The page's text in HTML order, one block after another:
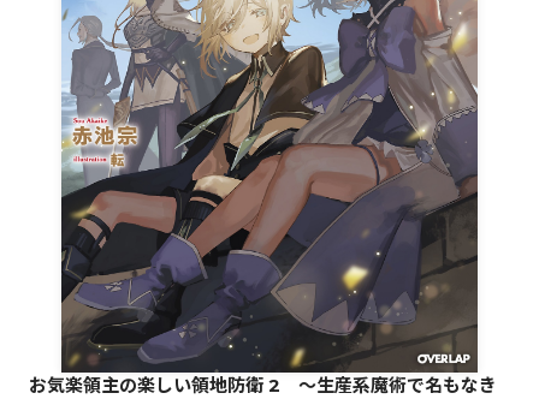
オーバーラップノベルスf
ロサージュノベルス
コミックガルド
お気楽領主の楽しい領地防衛 2 ～生産系魔術で名もなき